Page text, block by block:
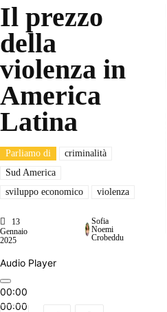
Il prezzo
della
violenza in
America
Latina
Parliamo di
criminalità
Sud America
sviluppo economico
violenza
13
Gennaio
2025
Sofia
Noemi
Crobeddu
Audio Player
00:00
00:00